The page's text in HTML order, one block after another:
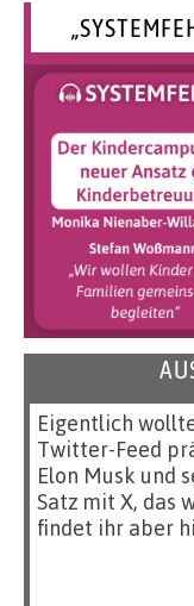
Eigentlich
Twitter-Feed
Elon Musk und
Satz mit X, das
findet ihr aber